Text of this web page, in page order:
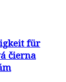
für
čierna